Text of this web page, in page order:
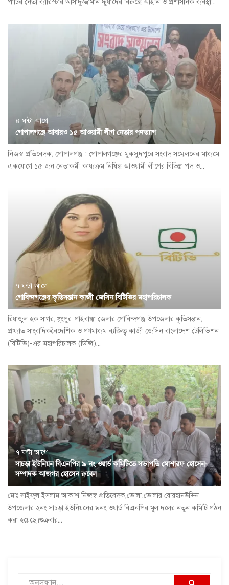
পার্টির নেতা ব্যারিস্টার আসাদুজ্জামান ফুয়াদের বিরুদ্ধে আইনি ও প্রশাসনিক ব্যবস্থা...
৪ ঘন্টা আগে
গোপালগঞ্জে আবারও ১৫ আওয়ামী লীগ নেতার পদত্যাগ
নিজস্ব প্রতিবেদক, গোপালগঞ্জ : গোপালগঞ্জের মুকসুদপুরে সংবাদ সম্মেলনের মাধ্যমে
একযোগে ১৫ জন নেতাকর্মী কায্যক্রম নিষিদ্ধ আওয়ামী লীগের বিভিন্ন পদ ও...
৭ ঘন্টা আগে
গোবিন্দগঞ্জের কৃতিসন্তান কাজী জেসিন বিটিভির মহাপরিচালক
রিয়াজুল হক সাগর, র্ংপুর।গাইবান্ধা জেলার গোবিন্দগঞ্জ উপজেলার কৃতিসন্তান,
প্রখ্যাত সাংবাদিকবৈদেশিক ও গণমাধ্যম ব্যক্তিত্ব কাজী জেসিন বাংলাদেশ টেলিভিশন
(বিটিভি)-এর মহাপরিচালক (ডিজি)...
৭ ঘন্টা আগে
সাচড়া ইউনিয়ন বিএনপির ৯ নং ওয়ার্ড কমিটিতে সভাপতি মোশারফ হোসেন-
সম্পাদক আজগর হোসেন রুবেল
মোঃ সাইফুল ইসলাম আকাশ নিজস্ব প্রতিবেদক,ভোলা:ভোলার বোরহানউদ্দিন
উপজেলার ২নং সাচড়া ইউনিয়নের ৯নং ওয়ার্ড বিএনপির মূল দলের নতুন কমিটি গঠন
করা হয়েছে।শুক্রবার...